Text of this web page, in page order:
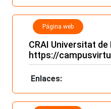
Página web
CRAI Universitat de
https://
Enlaces: